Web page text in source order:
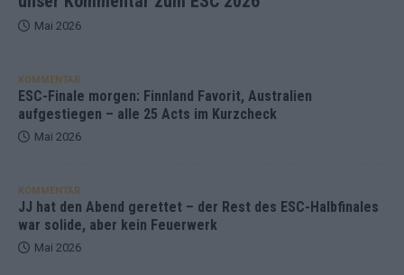
Mai 2026
KOMMENTAR
ESC-Finale morgen: Finnland Favorit, Australien
aufgestiegen – alle 25 Acts im Kurzcheck
Mai 2026
KOMMENTAR
JJ hat den Abend gerettet – der Rest des ESC-Halbfinales
war solide, aber kein Feuerwerk
Mai 2026